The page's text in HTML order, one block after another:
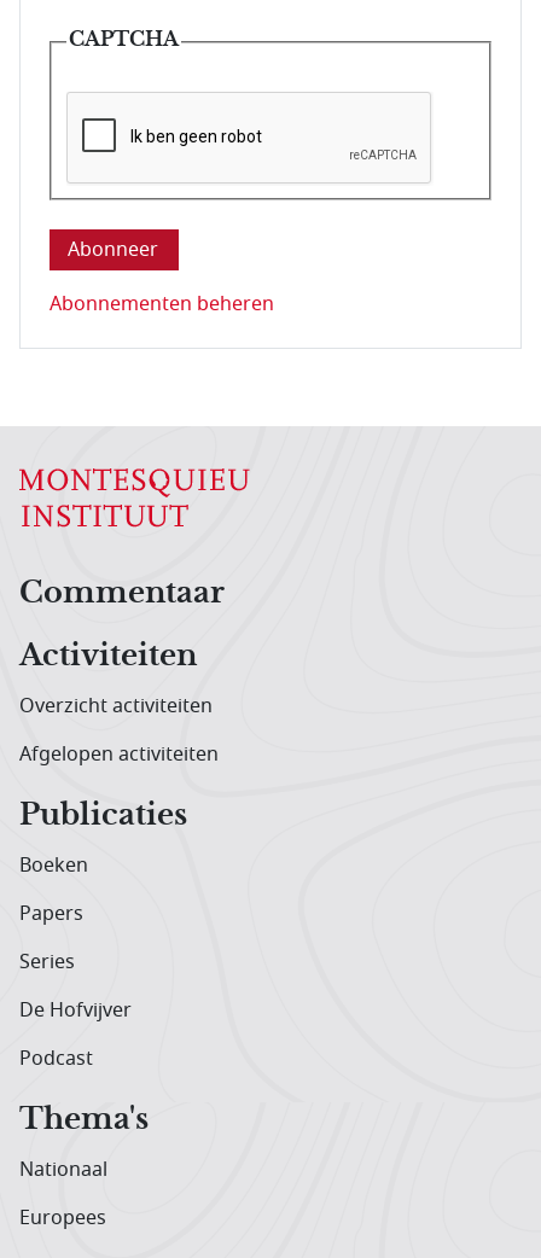
CAPTCHA
Deze vraag is om te controleren dat u een mens
Abonnementen beheren
Hoofdnavigatiemenu
Commentaar
Activiteiten
Overzicht activiteiten
Afgelopen activiteiten
Publicaties
Boeken
Papers
Series
De Hofvijver
Podcast
Thema's
Nationaal
Europees